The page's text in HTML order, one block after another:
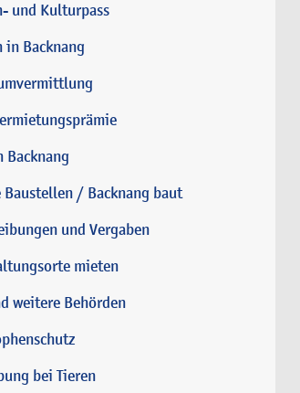
und Kulturpass
in Backnang
Backnang
/ Backnang baut
und Vergaben
mieten
weitere Behörden
bei Tieren